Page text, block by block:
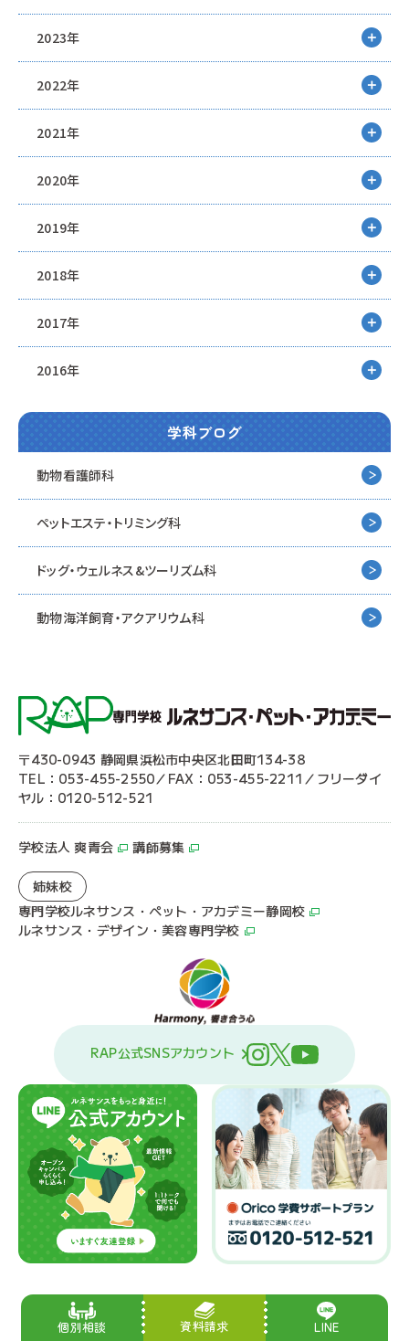
2023年
2022年
2021年
2020年
2019年
2018年
2017年
2016年
学科ブログ
動物看護師科
ペットエステ・トリミング科
ドッグ・ウェルネス&ツーリズム科
動物海洋飼育・アクアリウム科
〒430-0943 静岡県浜松市中央区北田町134-38
TEL：053-455-2550／FAX：053-455-2211／フリーダイ
ヤル：0120-512-521
学校法人 爽青会 講師募集
姉妹校
専門学校ルネサンス・ペット・アカデミー静岡校
ルネサンス・デザイン・美容専門学校
RAP公式SNSアカウント
個別相談 資料請求 LINE